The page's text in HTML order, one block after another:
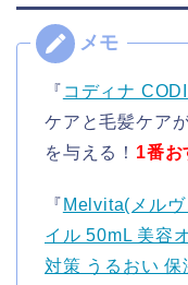
『 コディナ
ケアと毛髪ケア
を与える！ 1番お
『 Melvita(メル
イル 50mL 美容
対策 うるおい 保